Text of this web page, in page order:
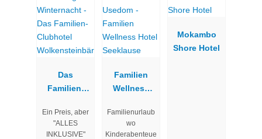
Das
Familien-
Wolkenstein
bär
Ein Preis, aber
"ALLES
INKLUSIVE"
Familien
Wellness
Seeklause
Familienurlaub
wo
Kinderabenteue
Mokambo
Shore Hotel